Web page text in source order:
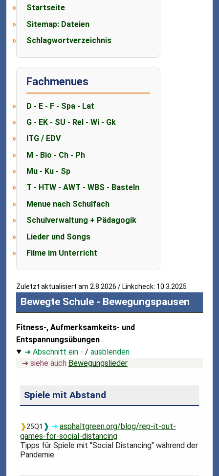
Startseite
Sitemap: Dateien
Schlagwortverzeichnis
Fachmenues
D - E - F - Spa - Lat
G - EK - SU - Rel - Wi - Gk
ITG / EDV
M - Bio - Ch - Ph
Mu - Ku - Sp
T - HTW - AWT - WBS - Basteln
Menue nach Schulfach
Schulverwaltung + Pädagogik
Lieder und Songs
Filme im Unterricht
Zuletzt aktualisiert am 2.8.2026 / Linkcheck: 10.3.2025
Bewegte Schule - Bewegungspausen
Fitness-, Aufmerksamkeits- und
Entspannungsübungen
➜ Abschnitt ein - /ausblenden
➜ siehe auch Bewegungslieder
Spiele mit Abstand
❱25Q1 ❱ ➜asphaltgreen.org/blog/rep-it-out-
games-for-social-distancing
Tipps für Spiele mit "Social Distancing" während der
Pandemie